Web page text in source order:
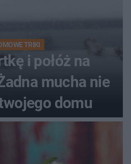
TRIKI
i połóż na
mucha nie
domu